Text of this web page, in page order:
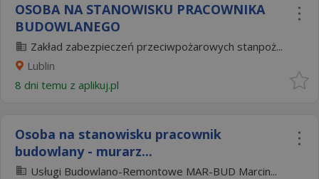
OSOBA NA STANOWISKU PRACOWNIKA
BUDOWLANEGO
Zakład zabezpieczeń przeciwpożarowych stanpoż...
Lublin
8 dni temu z aplikuj.pl
Osoba na stanowisku pracownik
budowlany - murarz...
Usługi Budowlano-Remontowe MAR-BUD Marcin...